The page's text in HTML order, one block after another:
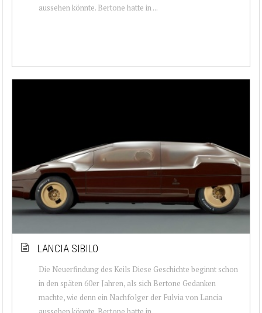
aussehen könnte. Bertone hatte in ...
LANCIA SIBILO
Die Neuerfindung des Keils Diese Geschichte beginnt schon
in den späten 60er Jahren, als sich Bertone Gedanken
machte, wie denn ein Nachfolger der Fulvia von Lancia